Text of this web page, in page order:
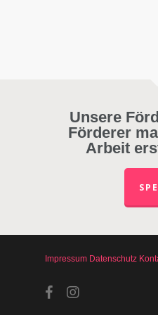
Unsere
Förderer
Arbeit
Impressum Datenschutz
facebookinstagram